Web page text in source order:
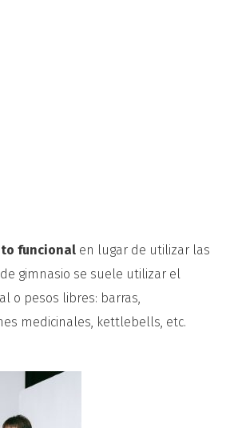
funcional en lugar de utilizar las
gimnasio se suele utilizar el
o pesos libres: barras,
medicinales, kettlebells, etc.